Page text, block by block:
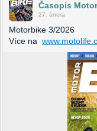
Časopis
27. února
Motorbike 3/2026
Více na